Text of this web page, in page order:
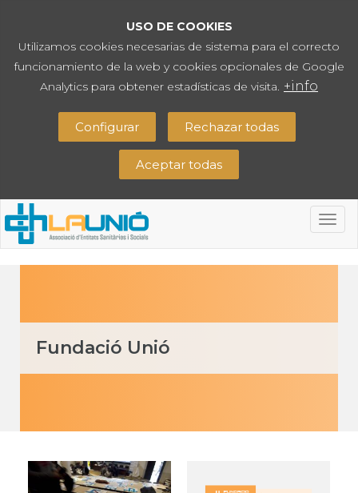
USO DE COOKIES
Utilizamos cookies necesarias de sistema para el correcto
funcionamiento de la web y cookies opcionales de Google
Analytics para obtener estadísticas de visita. +info
Configurar Rechazar todas
Aceptar todas
Fundació Unió